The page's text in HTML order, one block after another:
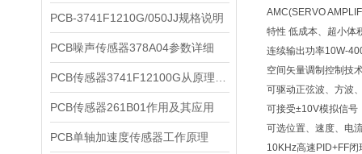
PCB-3741F1210G/050JJ规格说明
PCB噪声传感器378A04参数详细
PCB传感器261B01作用及其应用
PCB单轴加速度传感器工作原理
AMC(SERVO
特性 低成本、超小体
连续输出功率10W-
空间矢量调制控制技
可驱动正弦波、方波
可接受±10V模拟信号
可选位置、速度、电
10KHz高速PID+FF